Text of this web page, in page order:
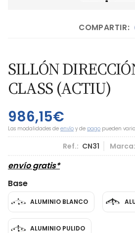
COMPARTIR:
SILLÓN
CLASS (ACTIU)
986,15€
Las modalidades de envío y de pago pueden
Ref.: CN31 Marca:
envío gratis*
Base
ALUMINIO BLANCO
ALUMINIO PULIDO